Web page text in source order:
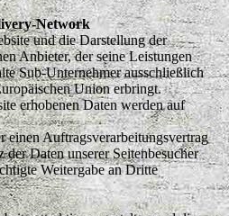
Network
und die Darstellung der
Anbieter, der seine Leistungen
Sub-Unternehmer ausschließlich
Union erbringt.
erhobenen Daten werden auf
einen Auftragsverarbeitungsvertrag
der Daten unserer Seitenbesucher
Weitergabe an Dritte